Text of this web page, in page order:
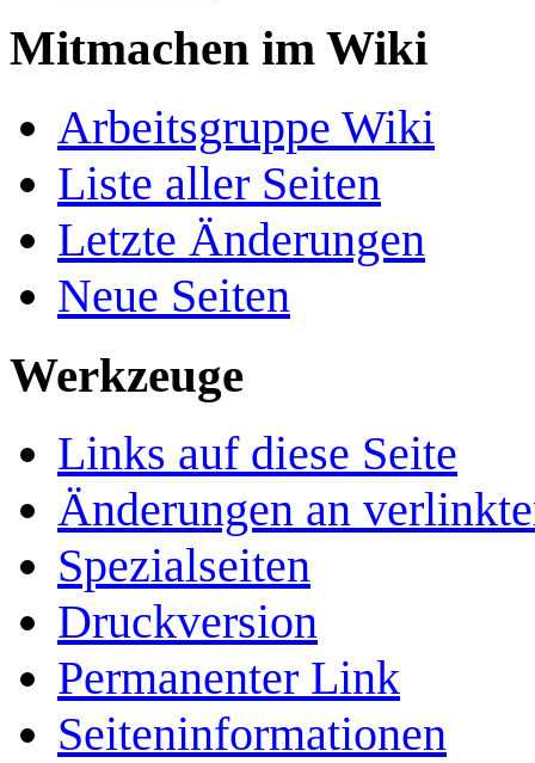
Mitmachen im Wiki
Arbeitsgruppe Wiki
Liste aller Seiten
Letzte Änderungen
Neue Seiten
Werkzeuge
Links auf diese Seite
Änderungen an
Spezialseiten
Druckversion
Permanenter Link
Seiten­­informationen